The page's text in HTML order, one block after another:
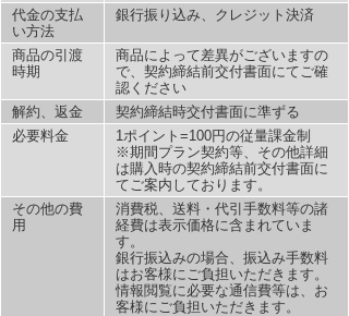
代金の支払
い方法
銀行振り込み、クレジット決済
商品の引渡
時期
商品によって差異がございますの
で、契約締結前交付書面にてご確
認ください
解約、返金
契約締結時交付書面に準ずる
必要料金
1ポイント=100円の従量課金制
※期間プラン契約等、その他詳細
は購入時の契約締結前交付書面に
てご案内しております。
その他の費
用
消費税、送料・代引手数料等の諸
経費は表示価格に含まれていま
す。
銀行振込みの場合、振込み手数料
はお客様にご負担いただきます。
情報閲覧に必要な通信費等は、お
客様にご負担いただきます。